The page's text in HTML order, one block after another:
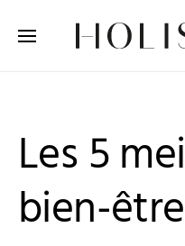
Les 5
bien-être